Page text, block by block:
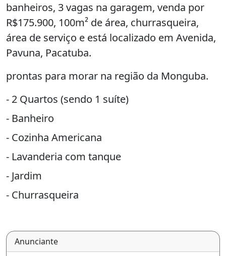
banheiros, 3 vagas na garagem, venda por
R$175.900, 100m² de área, churrasqueira,
área de serviço e está localizado em Avenida,
Pavuna, Pacatuba.
prontas para morar na região da Monguba.
- 2 Quartos (sendo 1 suíte)
- Banheiro
- Cozinha Americana
- Lavanderia com tanque
- Jardim
- Churrasqueira
- Pedras no mármore travertino (balcão, pia e
bancada dos banheiros)
Anunciante